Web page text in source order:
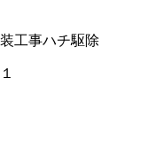
工事ハチ駆除